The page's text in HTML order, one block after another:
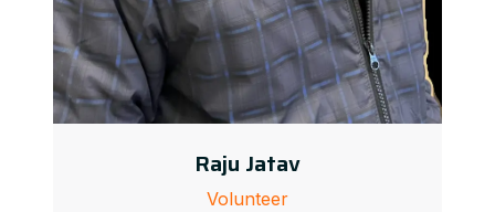
Raju Jatav
Volunteer